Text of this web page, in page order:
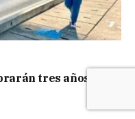
tres años de